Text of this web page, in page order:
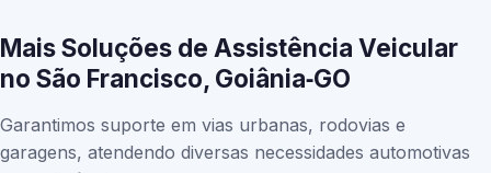
Mais Soluções de Assistência Veicular
no São Francisco, Goiânia‑GO
Garantimos suporte em vias urbanas, rodovias e
garagens, atendendo diversas necessidades automotivas